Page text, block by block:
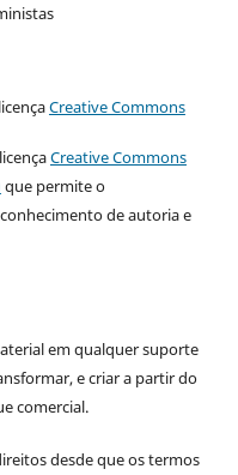
Creative Commons
Creative Commons
que permite o
de autoria e
em qualquer suporte
e criar a partir do
comercial.
desde que os termos